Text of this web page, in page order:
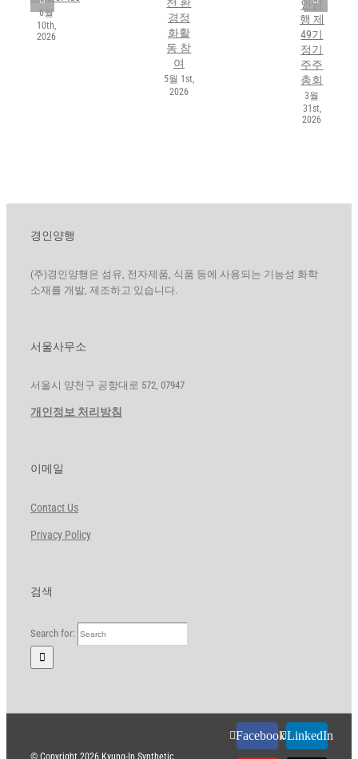
6월
10th,
2026
경정
화활
동 참
여
5월 1st,
2026
인양
행 제
49기
정기
주주
총회
3월
31st,
2026
경인양행
(주)경인양행은 섬유, 전자제품, 식품 등에 사용되는 기능성 화학
소재를 개발, 제조하고 있습니다.
서울사무소
서울시 양천구 공항대로 572, 07947
개인정보 처리방침
이메일
Contact Us
Privacy Policy
검색
Search for:
© Copyright 2026 Kyung-In Synthetic
FacebookLinkedIn